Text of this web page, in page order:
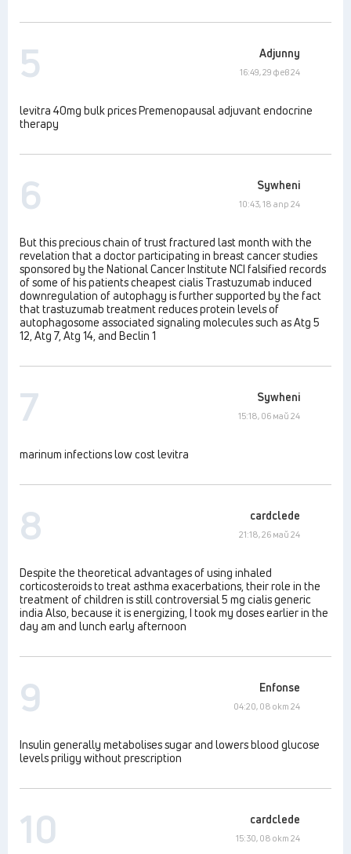
5 Adjunny
16:49, 29 фев 24
levitra 40mg bulk prices Premenopausal adjuvant endocrine
therapy
6 Sywheni
10:43, 18 апр 24
But this precious chain of trust fractured last month with the
revelation that a doctor participating in breast cancer studies
sponsored by the National Cancer Institute NCI falsified records
of some of his patients cheapest cialis Trastuzumab induced
downregulation of autophagy is further supported by the fact
that trastuzumab treatment reduces protein levels of
autophagosome associated signaling molecules such as Atg 5
12, Atg 7, Atg 14, and Beclin 1
7 Sywheni
15:18, 06 май 24
marinum infections low cost levitra
8 cardclede
21:18, 26 май 24
Despite the theoretical advantages of using inhaled
corticosteroids to treat asthma exacerbations, their role in the
treatment of children is still controversial 5 mg cialis generic
india Also, because it is energizing, I took my doses earlier in the
day am and lunch early afternoon
9 Enfonse
04:20, 08 окт 24
Insulin generally metabolises sugar and lowers blood glucose
levels priligy without prescription
10 cardclede
15:30, 08 окт 24